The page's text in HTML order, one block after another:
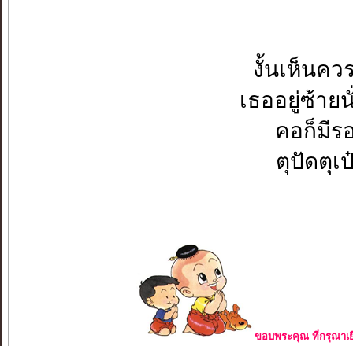
งั้นเห็นคว
เธออยู่ซ้าย
คอก็มีร
ตุปัดตุเ
ขอบพระคุณ ที่กรุณาเ